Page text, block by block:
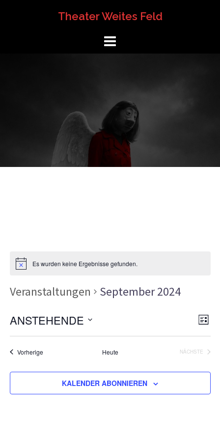
Theater Weites Feld
Es wurden keine Ergebnisse gefunden.
Veranstaltungen September 2024
LISTE
ANSTEHENDE
Datum
wählen.
VorherigeVeranstaltungen Heute
NÄCHSTE
KALENDER ABONNIEREN